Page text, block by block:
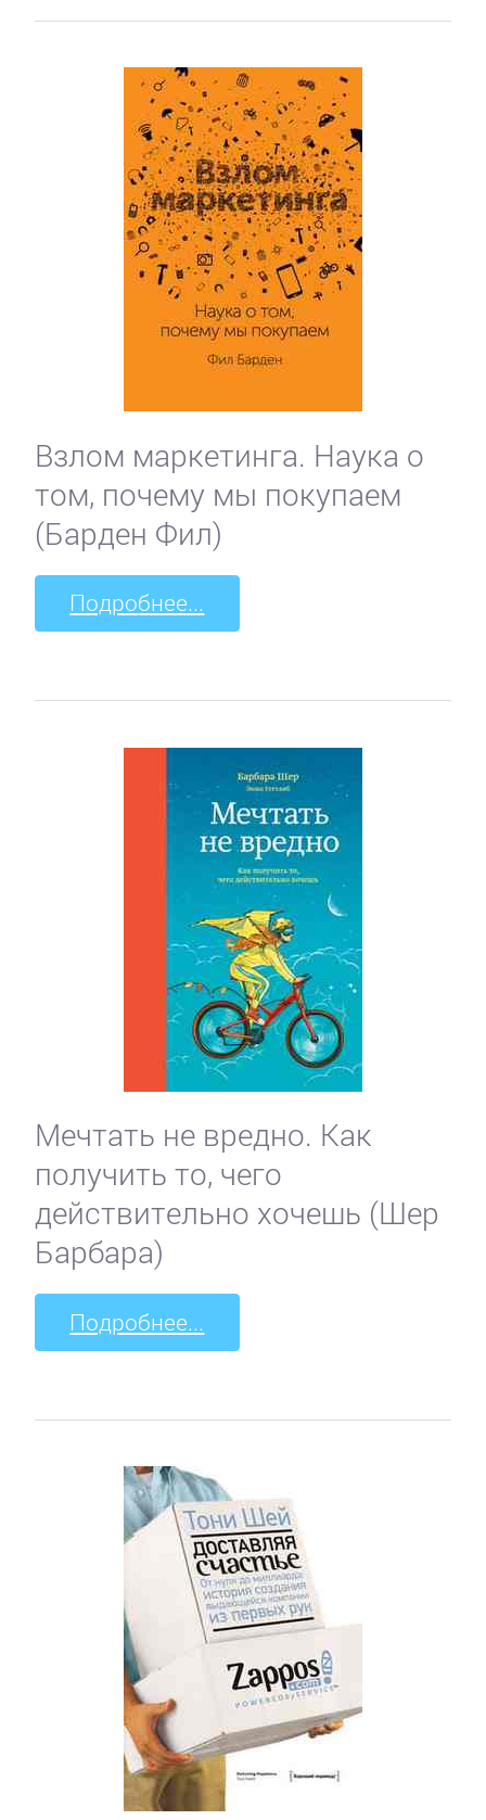
Взлом маркетинга. Наука о
том, почему мы покупаем
(Барден Фил)
Подробнее...
Мечтать не вредно. Как
получить то, чего
действительно хочешь (Шер
Барбара)
Подробнее...